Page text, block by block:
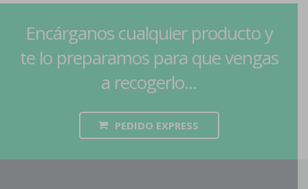
Encárganos cualquier producto y
te lo preparamos para que vengas
a recogerlo...
PEDIDO EXPRESS